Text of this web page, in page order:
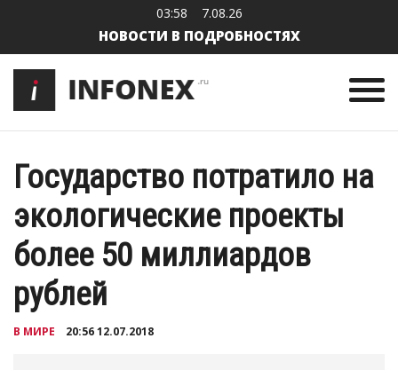
03:58 7.08.26
НОВОСТИ В ПОДРОБНОСТЯХ
Государство потратило на
экологические проекты
более 50 миллиардов
рублей
В МИРЕ 20:56 12.07.2018